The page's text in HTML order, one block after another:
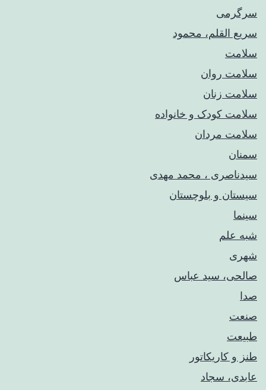
سرگرمی
سریع القلم، محمود
سلامت
سلامت روان
سلامت زنان
سلامت کودک‌ و خانواده
سلامت مردان
سمنان
سیدناصری ، محمد مهدی
سیستان و بلوچستان
سینما
شبه علم
شهری
صالحی، سید عباس
صدا
صنعت
طبیعت
طنز و کاریکاتور
عابدی، سجاد